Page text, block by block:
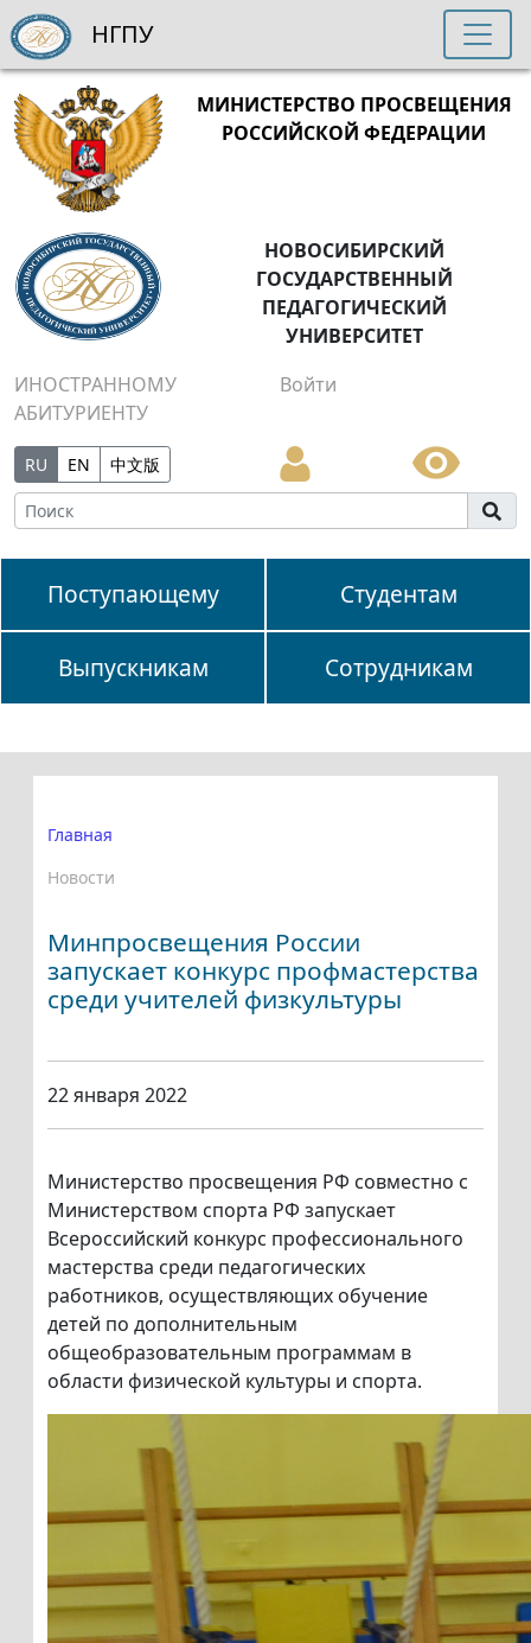
МИНИСТЕРСТВО ПРОСВЕЩЕНИЯ
РОССИЙСКОЙ ФЕДЕРАЦИИ
НОВОСИБИРСКИЙ
ГОСУДАРСТВЕННЫЙ
ПЕДАГОГИЧЕСКИЙ
УНИВЕРСИТЕТ
ИНОСТРАННОМУ
АБИТУРИЕНТУ
Войти
RU EN 中文版
Поступающему Студентам
Выпускникам Сотрудникам
НГПУ
Главная
Новости
Минпросвещения России
запускает конкурс профмастерства
среди учителей физкультуры
22 января 2022
Министерство просвещения РФ совместно с
Министерством спорта РФ запускает
Всероссийский конкурс профессионального
мастерства среди педагогических
работников, осуществляющих обучение
детей по дополнительным
общеобразовательным программам в
области физической культуры и спорта.